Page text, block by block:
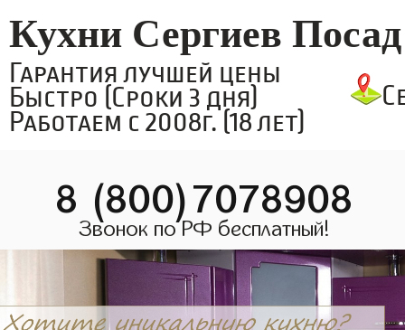
Кухни Сергиев Посад
Гарантия лучшей цены
Быстро (Сроки 3 дня)
Работаем с 2008г. (18 лет)
8 (800)7078908
Звонок по РФ бесплатный!